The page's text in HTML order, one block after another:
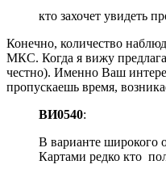
кто захочет увидеть
Конечно, количество
МКС. Когда я вижу
честно). Именно Ваш
пропускаешь время,
ВИ0540:
В варианте широкого
Картами редко кто